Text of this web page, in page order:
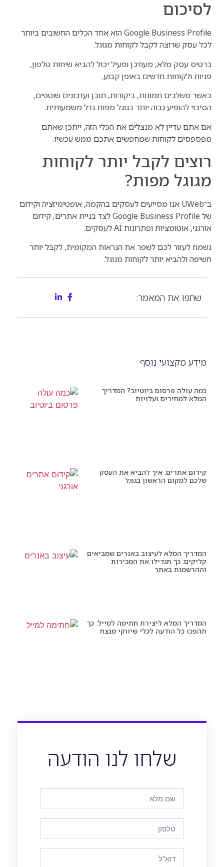
לסיכום
Google Business Profile הוא אחד הכלים החשובים ביותר
לכל עסק שרוצה לקבל לקוחות מגוגל.
כרטיס עסק מלא, מעודכן ופעיל יכול להביא שיחות טלפון,
פניות ולקוחות חדשים באופן קבוע.
כאשר משלבים תמונות, ביקורות, תוכן ועדכונים שוטפים,
הסיכוי להופיע גבוה יותר בגוגל מפות גדל משמעותית.
אם אתם עדיין לא מנצלים את הכלי הזה, ייתכן שאתם
מפספסים לקוחות שמחפשים אתכם ממש עכשיו.
רוצים לקבל יותר לקוחות
מגוגל מפות?
ב־UWeb אנו מסייעים לעסקים בהקמה, אופטימיזציה וקידום
של Google Business Profile לצד בניית אתרים, קידום
אורגני, אוטומציות ופתרונות AI לעסקים.
נשמח לעזור לכם לשפר את הנראות המקומית, לקבל יותר
חשיפה ולהביא יותר לקוחות מגוגל.
שתפו את המאמר:
מידע מקצועי נוסף
כמה עולה פרסום ביוטיוב? המדריך
המלא למחירים ועלויות
קידום אתרים: איך להביא את העסק
שלכם למקום הראשון בגוגל
המדריך המלא לעיצוב באנרים שמביאים
קליקים: כך תגדילו את המכירות
וההרשמות באתר
המדריך המלא ליצירת חתימה למייל: כך
תהפכו כל הודעה לכלי שיווקי מנצח
שלחו לנו הודעה